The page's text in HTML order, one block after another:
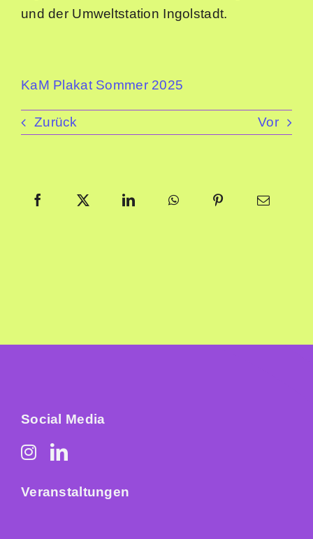
und der Umweltstation Ingolstadt.
KaM Plakat Sommer 2025
Zurück Vor
Social Media
Veranstaltungen